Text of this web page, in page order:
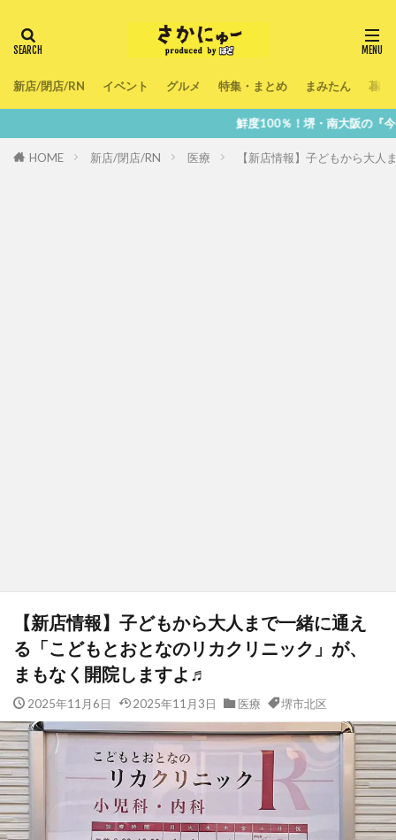
新店/閉店/RN イベント グルメ 特集・まとめ まみたん 暮ら
鮮度100％！堺・南大阪の『今』をあなた
HOME 新店/閉店/RN 医療 【新店情報】子どもから大
【新店情報】子どもから大人まで一緒に通え
る「こどもとおとなのリカクリニック」が、
まもなく開院しますよ♬
2025年11月6日 2025年11月3日 医療 堺市北区